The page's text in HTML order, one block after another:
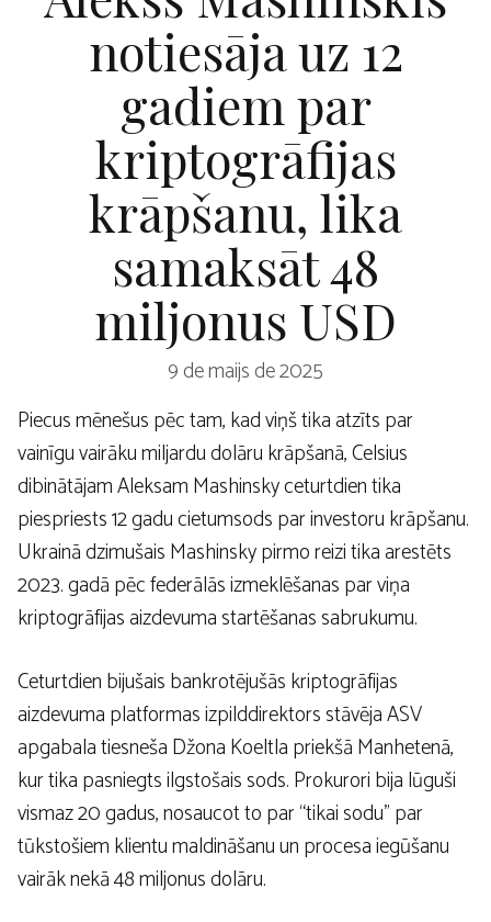
notiesāja uz 12
gadiem par
kriptogrāfijas
krāpšanu, lika
samaksāt 48
miljonus USD
9 de maijs de 2025
Piecus mēnešus pēc tam, kad viņš tika atzīts par
vainīgu vairāku miljardu dolāru krāpšanā, Celsius
dibinātājam Aleksam Mashinsky ceturtdien tika
piespriests 12 gadu cietumsods par investoru krāpšanu.
Ukrainā dzimušais Mashinsky pirmo reizi tika arestēts
2023. gadā pēc federālās izmeklēšanas par viņa
kriptogrāfijas aizdevuma startēšanas sabrukumu.
Ceturtdien bijušais bankrotējušās kriptogrāfijas
aizdevuma platformas izpilddirektors stāvēja ASV
apgabala tiesneša Džona Koeltla priekšā Manhetenā,
kur tika pasniegts ilgstošais sods. Prokurori bija lūguši
vismaz 20 gadus, nosaucot to par “tikai sodu” par
tūkstošiem klientu maldināšanu un procesa iegūšanu
vairāk nekā 48 miljonus dolāru.